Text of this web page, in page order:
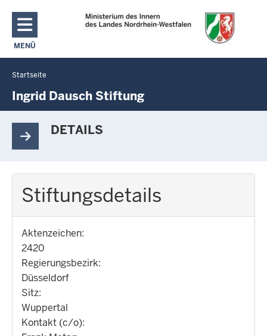
Direkt zum Inhalt
MENÜ
NAVIGATION AKTIVIEREN/DEAKTIVIEREN: MAIN MENU
Sie
befinden
hier
Startseite
Ingrid Dausch Stiftung
DETAILS
Stiftungsdetails
Aktenzeichen:
2420
Regierungsbezirk:
Düsseldorf
Sitz:
Wuppertal
Kontakt (c/o):